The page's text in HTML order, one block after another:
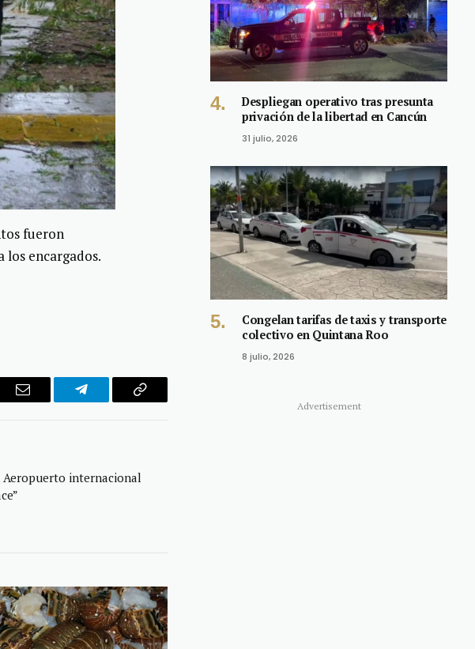
fueron
los encargados.
Email Telegram Copy
Aeropuerto internacional
Despliegan operativo tras presunta
privación de la libertad en Cancún
31 julio, 2026
Congelan tarifas de taxis y transporte
colectivo en Quintana Roo
8 julio, 2026
Advertisement